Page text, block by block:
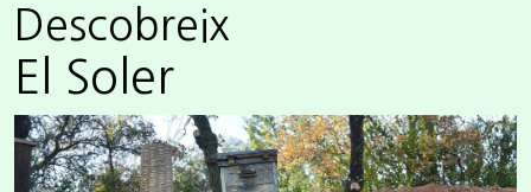
Descobreix
El Soler